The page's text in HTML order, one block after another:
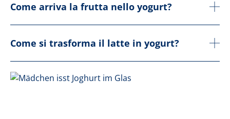
Come arriva la frutta nello yogurt?
Come si trasforma il latte in yogurt?